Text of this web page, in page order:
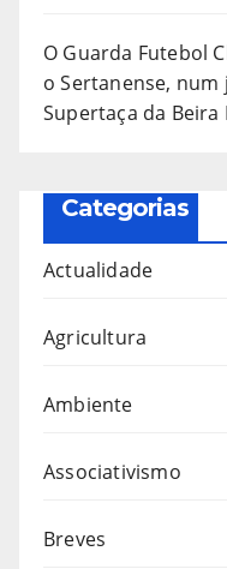
O Guarda Futebol
o Sertanense,
Supertaça da
Categorias
Actualidade
Agricultura
Ambiente
Associativismo
Breves